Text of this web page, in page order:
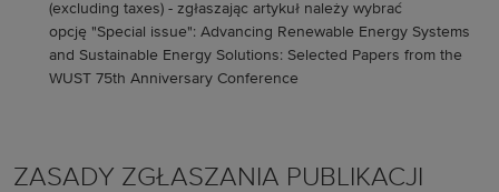
(excluding taxes) - zgłaszając artykuł należy wybrać
opcję "Special issue": Advancing Renewable Energy Systems
and Sustainable Energy Solutions: Selected Papers from the
WUST 75th Anniversary Conference
ZASADY ZGŁASZANIA PUBLIKACJI